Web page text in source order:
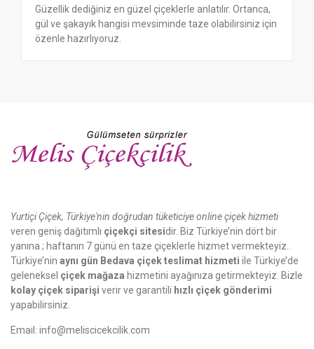
Güzellik dediğiniz en güzel çiçeklerle anlatılır. Ortanca,
gül ve şakayık hangisi mevsiminde taze olabilirsiniz için
özenle hazırlıyoruz.
Yurtiçi Çiçek, Türkiye'nin doğrudan tüketiciye online çiçek hizmeti
veren geniş dağıtımlı çiçekçi sitesidir. Biz Türkiye’nin dört bir
yanına ; haftanın 7 günü en taze çiçeklerle hizmet vermekteyiz..
Türkiye’nin aynı gün Bedava çiçek teslimat hizmeti ile Türkiye’de
geleneksel çiçek mağaza hizmetini ayağınıza getirmekteyiz. Bizle
kolay çiçek siparişi verir ve garantili hızlı çiçek gönderimi
yapabilirsiniz.
Email: info@meliscicekcilik.com